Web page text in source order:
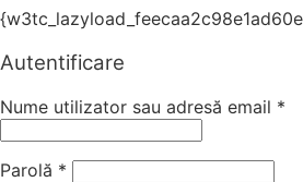
Autentificare
Nume utilizator sau adresă email *
Parolă *